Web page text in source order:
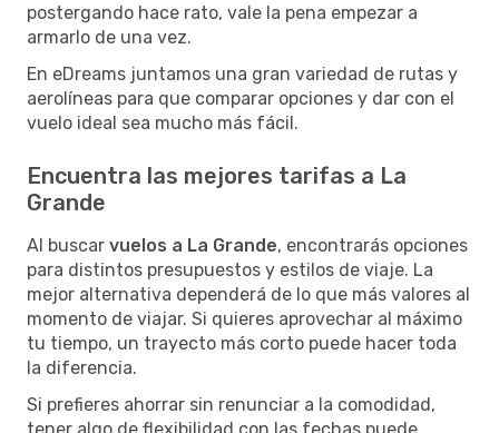
postergando hace rato, vale la pena empezar a
armarlo de una vez.
En eDreams juntamos una gran variedad de rutas y
aerolíneas para que comparar opciones y dar con el
vuelo ideal sea mucho más fácil.
Encuentra las mejores tarifas a La
Grande
Al buscar vuelos a La Grande, encontrarás opciones
para distintos presupuestos y estilos de viaje. La
mejor alternativa dependerá de lo que más valores al
momento de viajar. Si quieres aprovechar al máximo
tu tiempo, un trayecto más corto puede hacer toda
la diferencia.
Si prefieres ahorrar sin renunciar a la comodidad,